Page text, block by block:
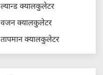
ल्यान्ड क्यालकुलेटर
वजन क्यालकुलेटर
तापमान क्यालकुलेटर